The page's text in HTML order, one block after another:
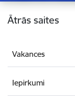
Kājene
Ātrās saites
Vakances
Iepirkumi